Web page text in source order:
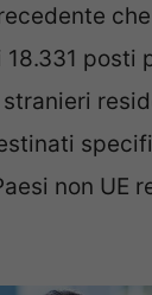
posti
non UE